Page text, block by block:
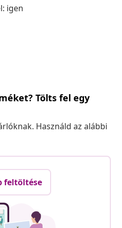
igen
Tölts fel egy
Használd az alábbi
feltöltése